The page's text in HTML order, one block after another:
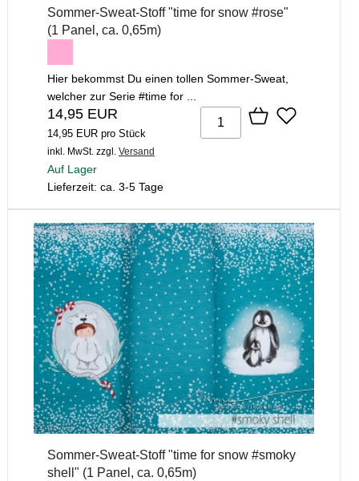
Sommer-Sweat-Stoff "time for snow #rose"
(1 Panel, ca. 0,65m)
Hier bekommst Du einen tollen Sommer-Sweat,
welcher zur Serie #time for ...
14,95 EUR
14,95 EUR pro Stück
inkl. MwSt. zzgl. Versand
Auf Lager
Lieferzeit: ca. 3-5 Tage
Sommer-Sweat-Stoff "time for snow #smoky
shell" (1 Panel, ca. 0,65m)